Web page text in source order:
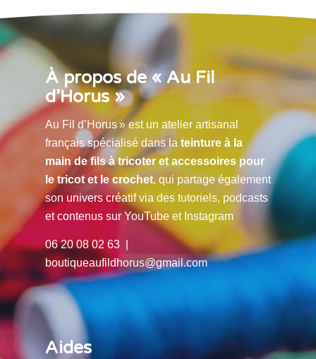
À propos de « Au Fil
d’Horus »
Au Fil d’Horus » est un atelier artisanal
français spécialisé dans la teinture à la
main de fils à tricoter et accessoires pour
le tricot et le crochet, qui partage également
son univers créatif via des tutoriels, podcasts
et contenus sur YouTube et Instagram
06 20 08 02 63 |
boutiqueaufildhorus@gmail.com
Aides